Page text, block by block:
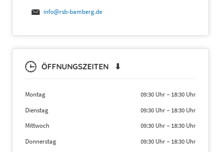
info@rsb-bamberg.de
ÖFFNUNGSZEITEN ⬇
Montag 09:30 Uhr– 18:30 Uhr
Dienstag
09:30 Uhr– 18:30 Uhr
Mittwoch
09:30 Uhr– 18:30 Uhr
Donnerstag
09:30 Uhr– 18:30 Uhr